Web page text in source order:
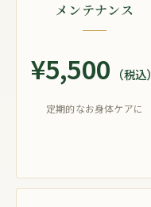
メンテナンス
¥5,500 （税込）
定期的なお身体ケアに